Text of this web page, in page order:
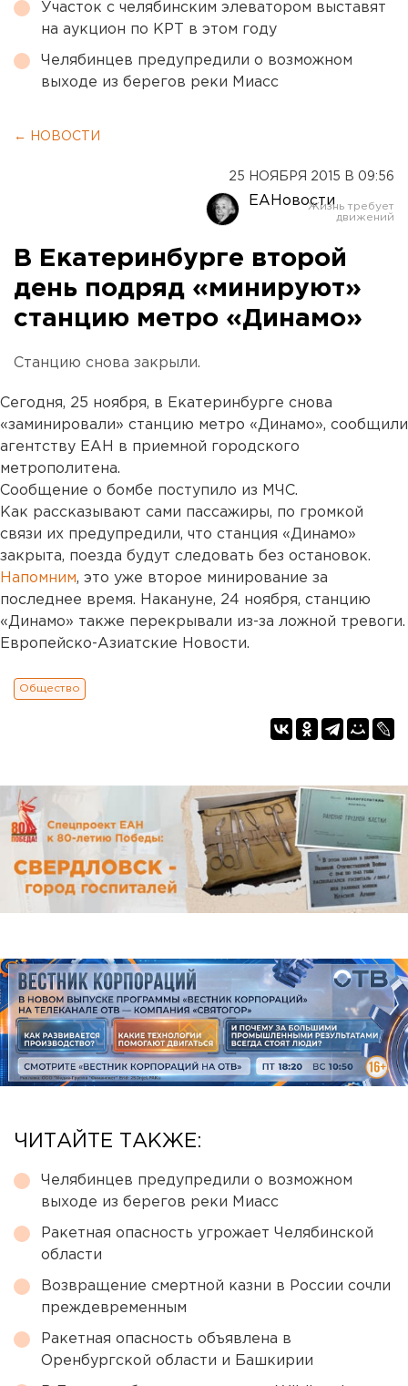
Участок с челябинским элеватором выставят
на аукцион по КРТ в этом году
Челябинцев предупредили о возможном
выходе из берегов реки Миасс
← НОВОСТИ
25 НОЯБРЯ 2015 В 09:56
ЕАНовости
В Екатеринбурге второй
день подряд «минируют»
станцию метро «Динамо»
Станцию снова закрыли.
Сегодня, 25 ноября, в Екатеринбурге снова
«заминировали» станцию метро «Динамо», сообщили
агентству ЕАН в приемной городского
метрополитена.
Сообщение о бомбе поступило из МЧС.
Как рассказывают сами пассажиры, по громкой
связи их предупредили, что станция «Динамо»
закрыта, поезда будут следовать без остановок.
Напомним, это уже второе минирование за
последнее время. Накануне, 24 ноября, станцию
«Динамо» также перекрывали из-за ложной тревоги.
Европейско-Азиатские Новости.
Общество
ЧИТАЙТЕ ТАКЖЕ:
Челябинцев предупредили о возможном
выходе из берегов реки Миасс
Ракетная опасность угрожает Челябинской
области
Возвращение смертной казни в России сочли
преждевременным
Ракетная опасность объявлена в
Оренбургской области и Башкирии